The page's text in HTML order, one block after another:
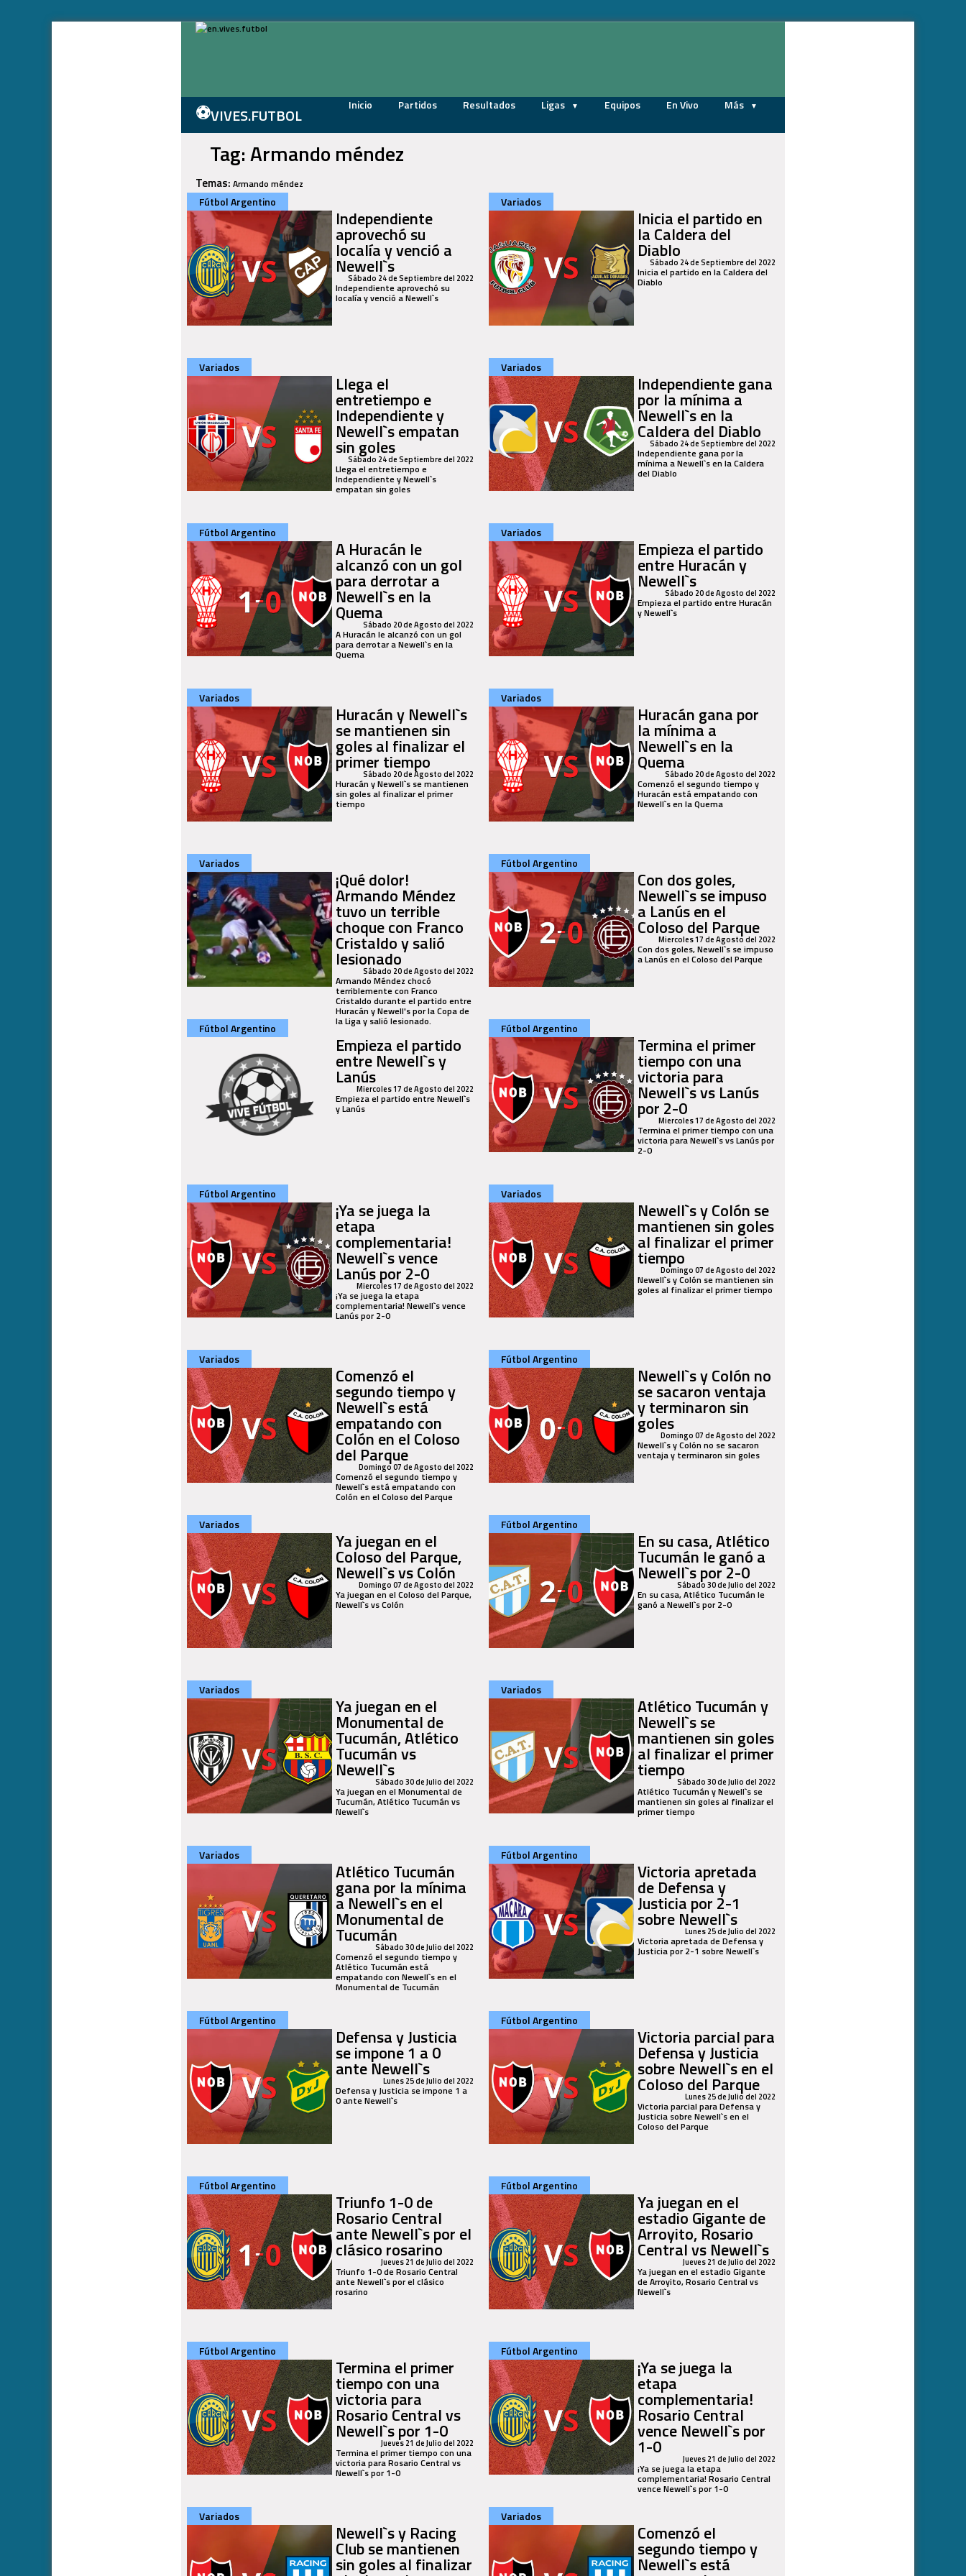
⚽VIVES.FUTBOL Inicio Partidos Resultados Ligas Equipos En Vivo Más
Tag: Armando méndez
Temas: Armando méndez
Fútbol Argentino
Independiente
aprovechó su
localía y venció a
Newell`s
Sábado 24 de Septiembre del 2022
Independiente aprovechó su
localía y venció a Newell`s
Variados
Inicia el partido en
la Caldera del
Diablo
Sábado 24 de Septiembre del 2022
Inicia el partido en la Caldera del
Diablo
Variados
Llega el
entretiempo e
Independiente y
Newell`s empatan
sin goles
Sábado 24 de Septiembre del 2022
Llega el entretiempo e
Independiente y Newell`s
empatan sin goles
Variados
Independiente gana
por la mínima a
Newell`s en la
Caldera del Diablo
Sábado 24 de Septiembre del 2022
Independiente gana por la
mínima a Newell`s en la Caldera
del Diablo
Fútbol Argentino
A Huracán le
alcanzó con un gol
para derrotar a
Newell`s en la
QuemaSábado 20 de Agosto del 2022
A Huracán le alcanzó con un gol
para derrotar a Newell`s en la
Quema
Variados
Empieza el partido
entre Huracán y
Newell`s
Sábado 20 de Agosto del 2022
Empieza el partido entre Huracán
y Newell`s
Variados
Huracán y Newell`s
se mantienen sin
goles al finalizar el
primer tiempo
Sábado 20 de Agosto del 2022
Huracán y Newell`s se mantienen
sin goles al finalizar el primer
tiempo
Variados
Huracán gana por
la mínima a
Newell`s en la
QuemaSábado 20 de Agosto del 2022
Comenzó el segundo tiempo y
Huracán está empatando con
Newell`s en la Quema
Variados
¡Qué dolor!
Armando Méndez
tuvo un terrible
choque con Franco
Cristaldo y salió
lesionado
Sábado 20 de Agosto del 2022
Armando Méndez chocó
terriblemente con Franco
Cristaldo durante el partido entre
Huracán y Newell's por la Copa de
la Liga y salió lesionado.
Fútbol Argentino
Con dos goles,
Newell`s se impuso
a Lanús en el
Coloso del Parque
Miercoles 17 de Agosto del 2022
Con dos goles, Newell`s se impuso
a Lanús en el Coloso del Parque
Fútbol Argentino
Empieza el partido
entre Newell`s y
LanúsMiercoles 17 de Agosto del 2022
Empieza el partido entre Newell`s
y Lanús
Fútbol Argentino
Termina el primer
tiempo con una
victoria para
Newell`s vs Lanús
por 2-0
Miercoles 17 de Agosto del 2022
Termina el primer tiempo con una
victoria para Newell`s vs Lanús por
2-0
Fútbol Argentino
¡Ya se juega la
etapa
complementaria!
Newell`s vence
Lanús por 2-0
Miercoles 17 de Agosto del 2022
¡Ya se juega la etapa
complementaria! Newell`s vence
Lanús por 2-0
Variados
Newell`s y Colón se
mantienen sin goles
al finalizar el primer
tiempoDomingo 07 de Agosto del 2022
Newell`s y Colón se mantienen sin
goles al finalizar el primer tiempo
Variados
Comenzó el
segundo tiempo y
Newell`s está
empatando con
Colón en el Coloso
del Parque
Domingo 07 de Agosto del 2022
Comenzó el segundo tiempo y
Newell`s está empatando con
Colón en el Coloso del Parque
Fútbol Argentino
Newell`s y Colón no
se sacaron ventaja
y terminaron sin
golesDomingo 07 de Agosto del 2022
Newell`s y Colón no se sacaron
ventaja y terminaron sin goles
Variados
Ya juegan en el
Coloso del Parque,
Newell`s vs Colón
Domingo 07 de Agosto del 2022
Ya juegan en el Coloso del Parque,
Newell`s vs Colón
Fútbol Argentino
En su casa, Atlético
Tucumán le ganó a
Newell`s por 2-0
Sábado 30 de Julio del 2022
En su casa, Atlético Tucumán le
ganó a Newell`s por 2-0
Variados
Ya juegan en el
Monumental de
Tucumán, Atlético
Tucumán vs
Newell`sSábado 30 de Julio del 2022
Ya juegan en el Monumental de
Tucumán, Atlético Tucumán vs
Newell`s
Variados
Atlético Tucumán y
Newell`s se
mantienen sin goles
al finalizar el primer
tiempoSábado 30 de Julio del 2022
Atlético Tucumán y Newell`s se
mantienen sin goles al finalizar el
primer tiempo
Variados
Atlético Tucumán
gana por la mínima
a Newell`s en el
Monumental de
TucumánSábado 30 de Julio del 2022
Comenzó el segundo tiempo y
Atlético Tucumán está
empatando con Newell`s en el
Monumental de Tucumán
Fútbol Argentino
Victoria apretada
de Defensa y
Justicia por 2-1
sobre Newell`s
Lunes 25 de Julio del 2022
Victoria apretada de Defensa y
Justicia por 2-1 sobre Newell`s
Fútbol Argentino
Defensa y Justicia
se impone 1 a 0
ante Newell`s
Lunes 25 de Julio del 2022
Defensa y Justicia se impone 1 a
0 ante Newell`s
Fútbol Argentino
Victoria parcial para
Defensa y Justicia
sobre Newell`s en el
Coloso del Parque
Lunes 25 de Julio del 2022
Victoria parcial para Defensa y
Justicia sobre Newell`s en el
Coloso del Parque
Fútbol Argentino
Triunfo 1-0 de
Rosario Central
ante Newell`s por el
clásico rosarino
Jueves 21 de Julio del 2022
Triunfo 1-0 de Rosario Central
ante Newell`s por el clásico
rosarino
Fútbol Argentino
Ya juegan en el
estadio Gigante de
Arroyito, Rosario
Central vs Newell`s
Jueves 21 de Julio del 2022
Ya juegan en el estadio Gigante
de Arroyito, Rosario Central vs
Newell`s
Fútbol Argentino
Termina el primer
tiempo con una
victoria para
Rosario Central vs
Newell`s por 1-0
Jueves 21 de Julio del 2022
Termina el primer tiempo con una
victoria para Rosario Central vs
Newell`s por 1-0
Fútbol Argentino
¡Ya se juega la
etapa
complementaria!
Rosario Central
vence Newell`s por
1-0 Jueves 21 de Julio del 2022
¡Ya se juega la etapa
complementaria! Rosario Central
vence Newell`s por 1-0
Variados
Newell`s y Racing
Club se mantienen
sin goles al finalizar
Variados
Comenzó el
segundo tiempo y
Newell`s está